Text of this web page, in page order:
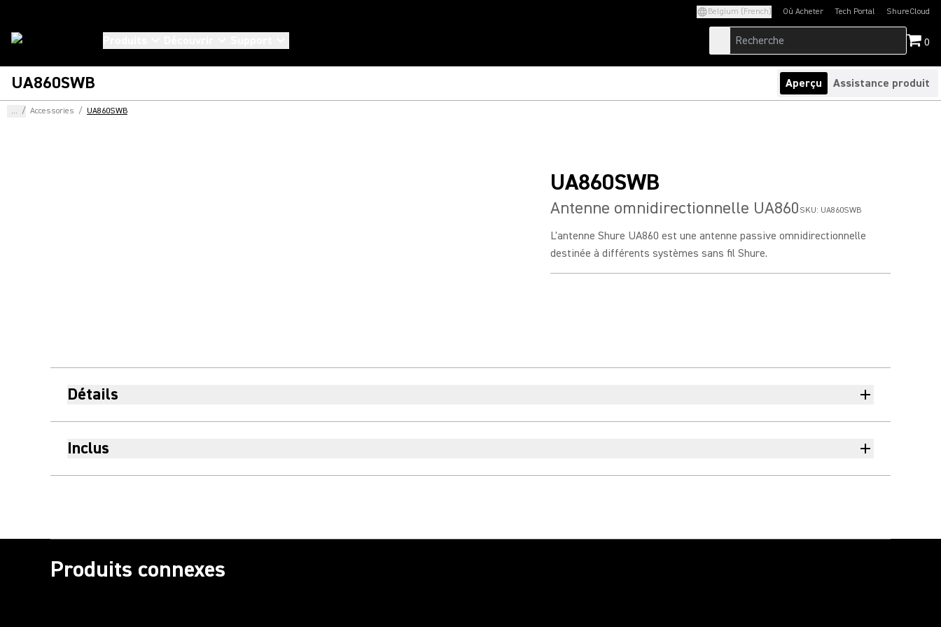
Belgium (French) Où Acheter Tech Portal
(Opens in a new tab)ShureCloud
(Opens in a new
0
UA860SWB Aperçu Assistance produit
... / Accessories / UA860SWB
UA860SWB
Antenne omnidirectionnelle UA860 SKU: UA860SWB
L'antenne Shure UA860 est une antenne passive omnidirectionnelle
destinée à différents systèmes sans fil Shure.
Détails
Inclus
Produits connexes